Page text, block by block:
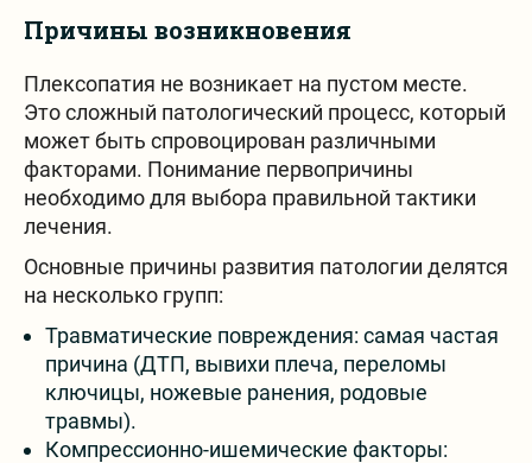
Поиск на сайте
Причины возникновения
Плексопатия не возникает на пустом месте.
Это сложный патологический процесс, который
может быть спровоцирован различными
факторами. Понимание первопричины
необходимо для выбора правильной тактики
лечения.
Основные причины развития патологии делятся
на несколько групп:
Травматические повреждения: самая частая
причина (ДТП, вывихи плеча, переломы
ключицы, ножевые ранения, родовые
травмы).
Компрессионно-ишемические факторы: